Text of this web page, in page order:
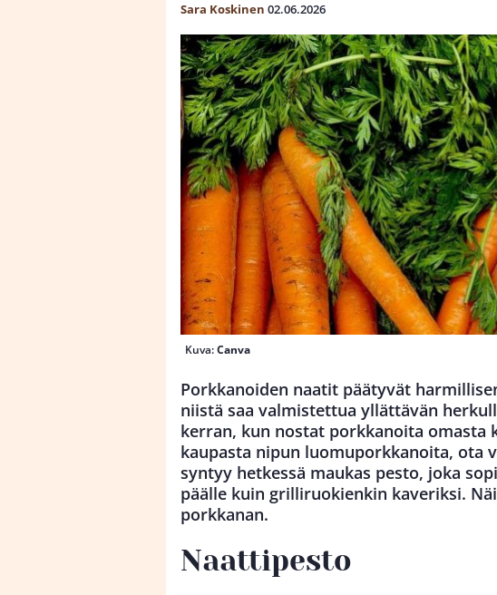
Sara Koskinen 02.06.2026
Kuva:Canva
Porkkanoiden naatit päätyvät
niistä saa valmistettua yllättävän
kerran, kun nostat porkkanoita omasta
kaupasta nipun luomuporkkanoita, ota
syntyy hetkessä maukas pesto, joka
päälle kuin grilliruokienkin kaveriksi.
porkkanan.
Naattipesto